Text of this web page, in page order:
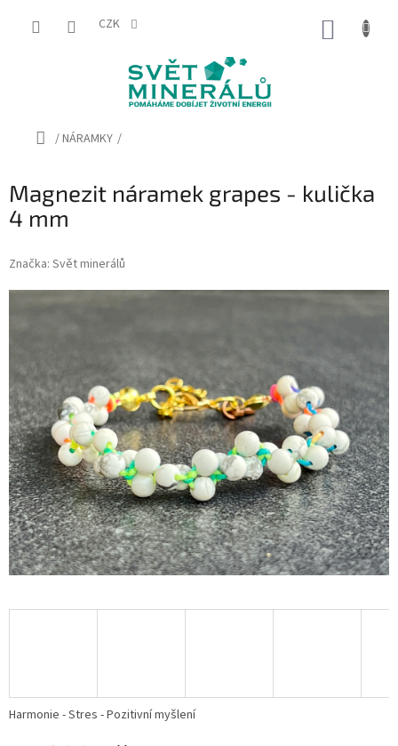
CZK
Domů
/NÁRAMKY /
Magnezit náramek grapes - kulička
4 mm
Značka: Svět minerálů
Harmonie - Stres - Pozitivní myšlení